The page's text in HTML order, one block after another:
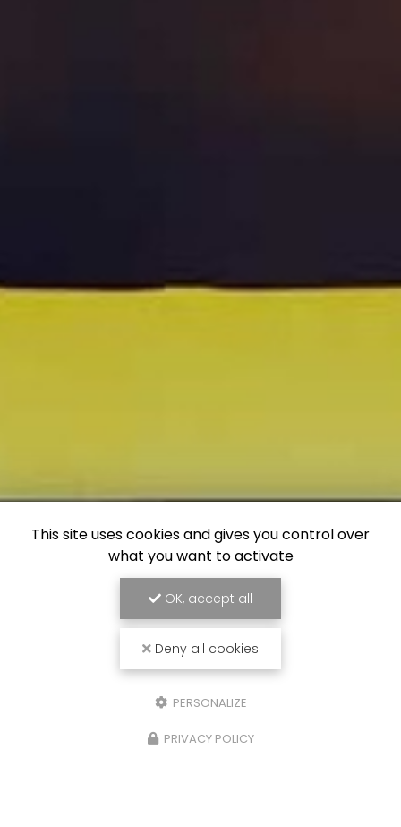
This site uses cookies and gives you control over
what you want to activate
OK, accept all
Deny all cookies
PERSONALIZE
PRIVACY POLICY